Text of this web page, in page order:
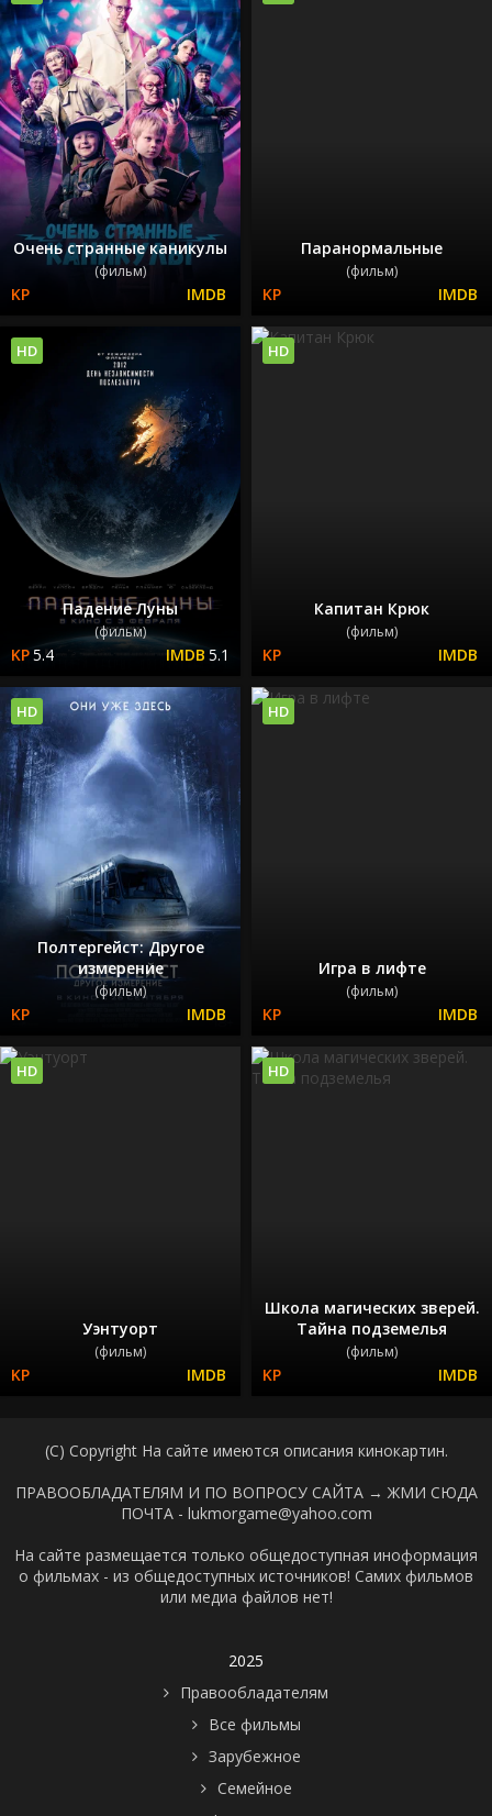
Очень странные каникулы
(фильм)
Паранормальные
(фильм)
Падение Луны
(фильм)
5.4 5.1
HD
Капитан Крюк
(фильм)
HD
Полтергейст: Другое
измерение
(фильм)
HD
Игра в лифте
(фильм)
HD
Уэнтуорт
(фильм)
HD
Школа магических зверей.
Тайна подземелья
(фильм)
HD
(C) Copyright На сайте имеются описания кинокартин.
ПРАВООБЛАДАТЕЛЯМ И ПО ВОПРОСУ САЙТА → ЖМИ СЮДА
ПОЧТА - lukmorgame@yahoo.com
На сайте размещается только общедоступная иноформация
о фильмах - из общедоступных источников! Самих фильмов
или медиа файлов нет!
2025
Правообладателям
Все фильмы
Зарубежное
Семейное